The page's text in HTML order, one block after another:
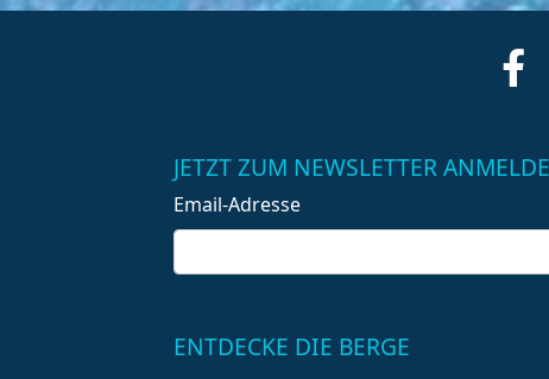
JETZT ZUM NEWSLETTER
Email-Adresse
ENTDECKE DIE BERGE